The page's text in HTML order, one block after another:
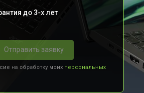
до 3-х лет
Отправить заявку
на обработку моих персональных